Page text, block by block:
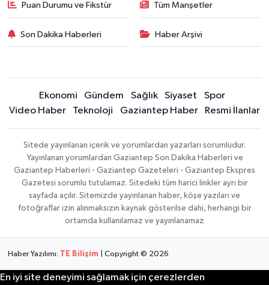
Puan Durumu ve Fikstür Tüm Manşetler
Son Dakika Haberleri Haber Arşivi
Ekonomi Gündem Sağlık Siyaset
Spor
Video Haber
Teknoloji Gaziantep Haber Resmi İlanlar
Sitede yayınlanan içerik ve yorumlardan yazarları sorumludur.
Yayınlanan yorumlardan Gaziantep Son Dakika Haberleri ve
Gaziantep Haberleri - Gaziantep Gazeteleri - Gaziantep Ekspres
Gazetesi sorumlu tutulamaz. Sitedeki tüm harici linkler ayrı bir
sayfada açılır. Sitemizde yayınlanan haber, köşe yazıları ve
fotoğraflar izin alınmaksızın kaynak gösterilse dahi, herhangi bir
ortamda kullanılamaz ve yayınlanamaz
Haber Yazılımı: TE Bilişim | Copyright © 2026
En iyi site deneyimi sağlamak için çerezlerden